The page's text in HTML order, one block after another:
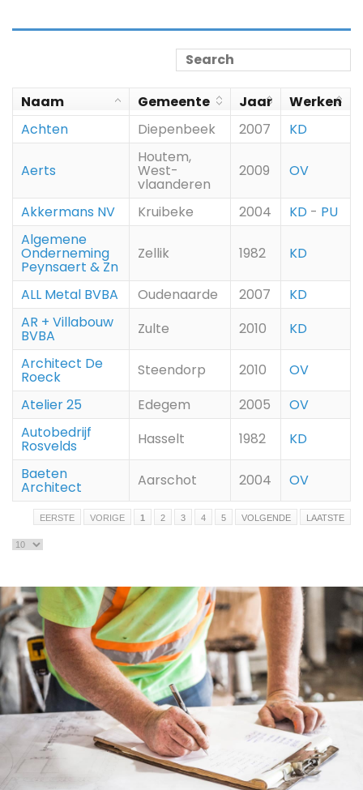
Naam Gemeente Jaar
Werken
Achten
Diepenbeek 2007 KD
Aerts
Houtem,
West-
vlaanderen
2009 OV
Akkermans NV Kruibeke 2004 KD - PU
Algemene
Onderneming
Peynsaert & Zn
Zellik 1982 KD
ALL Metal BVBA Oudenaarde 2007
KD
AR + Villabouw
BVBA Zulte 2010
KD
Architect De
Roeck Steendorp 2010
OV
Atelier 25
Edegem 2005
OV
Autobedrijf
Rosvelds Hasselt 1982
KD
Baeten
Architect Aarschot 2004 OV
EERSTE VORIGE 1 2 3 4 5 VOLGENDE LAATSTE